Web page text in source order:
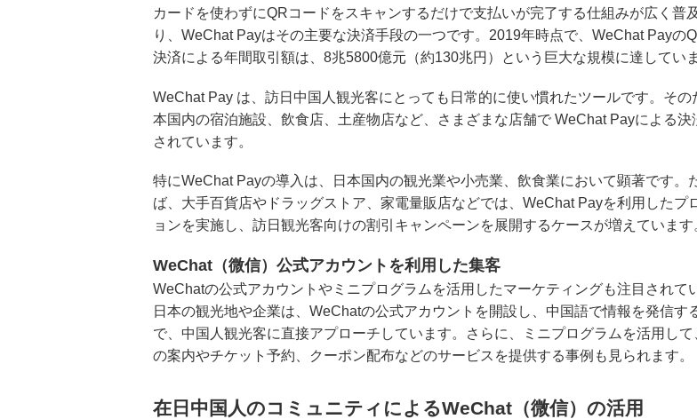
カードを使わずにQRコードをスキャンするだけで支払いが完了する仕組みが広く普
り、WeChat Payはその主要な決済手段の一つです。2019年時点で、WeChat Payの
決済による年間取引額は、8兆5800億元（約130兆円）という巨大な規模に達していま
WeChat Pay は、訪日中国人観光客にとっても日常的に使い慣れたツールです。その
本国内の宿泊施設、飲食店、土産物店など、さまざまな店舗で WeChat Payによる決
されています。
特にWeChat Payの導入は、日本国内の観光業や小売業、飲食業において顕著です。
ば、大手百貨店やドラッグストア、家電量販店などでは、WeChat Payを利用したプ
ョンを実施し、訪日観光客向けの割引キャンペーンを展開するケースが増えています
WeChat（微信）公式アカウントを利用した集客
WeChatの公式アカウントやミニプログラムを活用したマーケティングも注目されて
日本の観光地や企業は、WeChatの公式アカウントを開設し、中国語で情報を発信す
で、中国人観光客に直接アプローチしています。さらに、ミニプログラムを活用し
の案内やチケット予約、クーポン配布などのサービスを提供する事例も見られます。
在日中国人のコミュニティによるWeChat（微信）の活用